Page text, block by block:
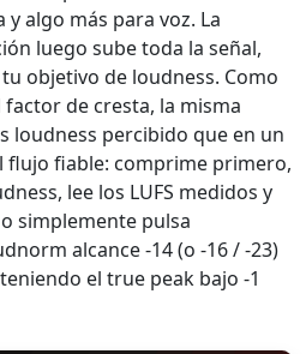
algo más para voz. La
luego sube toda la señal,
objetivo de loudness. Como
de cresta, la misma
loudness percibido que en un
flujo fiable: comprime primero,
lee los LUFS medidos y
simplemente pulsa
alcance -14 (o -16 / -23)
el true peak bajo -1